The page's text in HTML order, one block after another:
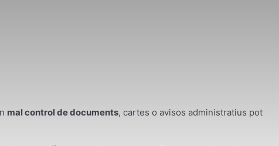
mal control de documents, cartes o avisos administratius pot